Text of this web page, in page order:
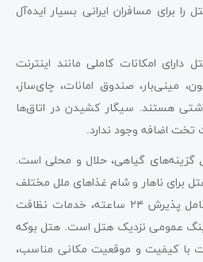
برای مسافران ایرانی بسیار ایده‌آل
امکانات کاملی مانند اینترنت
مینی‌بار، صندوق امانات، چای‌ساز،
هستند. سیگار کشیدن در اتاق‌ها
اضافه وجود ندارد.
گزینه‌های گیاهی، حلال و محلی است.
برای ناهار و شام غذاهای ملل مختلف
سرو می‌کند. امکانات دیگر شامل پذیرش ۲۴ ساعته، خدمات نظافت
عمومی نزدیک هتل است. هتل بوکه
با کیفیت و موقعیت مکانی مناسب،